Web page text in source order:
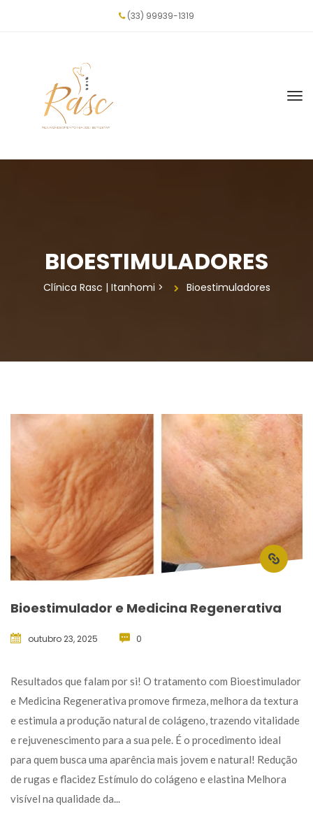
(33) 99939-1319
BIOESTIMULADORES
Clínica Rasc | Itanhomi > Bioestimuladore
Bioestimulador e Medicina Regenerativa
outubro 23, 2025 0
Resultados que falam por si! O tratamento com Bioestimulador
e Medicina Regenerativa promove firmeza, melhora da textura
e estimula a produção natural de colágeno, trazendo vitalidade
e rejuvenescimento para a sua pele. É o procedimento ideal
para quem busca uma aparência mais jovem e natural! Redução
de rugas e flacidez Estímulo do colágeno e elastina Melhora
visível na qualidade da...